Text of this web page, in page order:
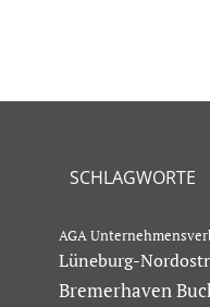
SCHLAGWORTE
AGA
Lüneburg-
Bremerhaven